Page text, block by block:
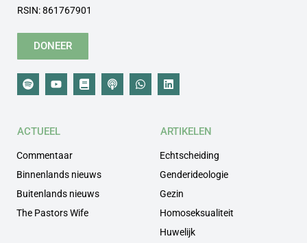
RSIN: 861767901
DONEER
ACTUEEL
Commentaar
Binnenlands nieuws
Buitenlands nieuws
The Pastors Wife
ARTIKELEN
Echtscheiding
Genderideologie
Gezin
Homoseksualiteit
Huwelijk